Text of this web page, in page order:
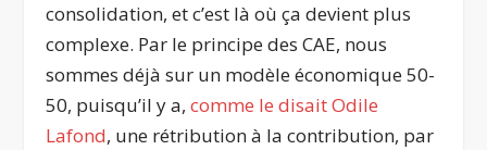
consolidation, et c’est là où ça devient plus
complexe. Par le principe des CAE, nous
sommes déjà sur un modèle économique 50-
50, puisqu’il y a,comme le disait Odile
Lafond, une rétribution à la contribution, par